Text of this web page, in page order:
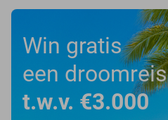
Win gratis
een droomreis
t.w.v. €3.000